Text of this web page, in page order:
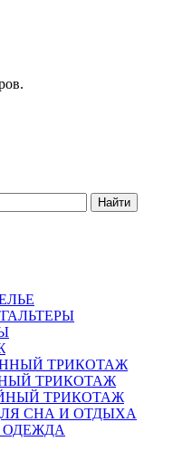
ТРИКОТАЖ
ТРИКОТАЖ
ТРИКОТАЖ
СНА И ОТДЫХА